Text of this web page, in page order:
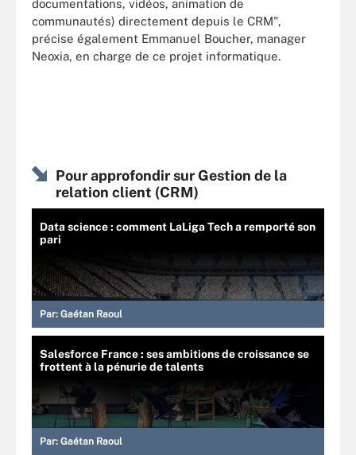
documentations, vidéos, animation de
communautés) directement depuis le CRM",
précise également Emmanuel Boucher, manager
Neoxia, en charge de ce projet informatique.
Pour approfondir sur Gestion de la
relation client (CRM)
Data science : comment LaLiga Tech a remporté son
pari
Par: Gaétan Raoul
Salesforce France : ses ambitions de croissance se
frottent à la pénurie de talents
Par: Gaétan Raoul